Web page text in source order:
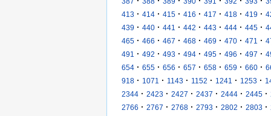
413 · 414 · 415 · 416 · 417 · 418 · 419 ·
439 · 440 · 441 · 442 · 443 · 444 · 445 ·
465 · 466 · 467 · 468 · 469 · 470 · 471 ·
491
· 492 · 493 · 494 · 495 · 496 · 497 ·
654 · 655 · 656 · 657 · 658 · 659 · 660 ·
918 · 1071 · 1143 · 1152 · 1241 · 1253 ·
2344 · 2423 · 2427 · 2437 · 2444 · 2445 ·
2766 · 2767 · 2768 · 2793 · 2802 · 2803 ·